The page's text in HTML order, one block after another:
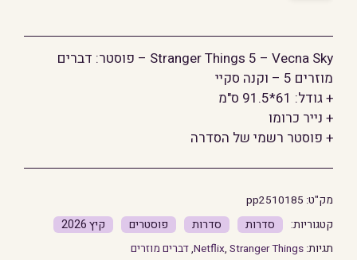
דברים
מוזרים
5
-
וקנה
סקיי
Stranger Things 5 – Vecna Sky – פוסטר: דברים
מוזרים 5 – וקנה סקיי
+ גודל: 61*91.5 ס"מ
+ נייר כרומו
+ פוסטר רשמי של הסדרה
מק"ט: pp2510185
סדרות סדרות פוסטרים קיץ 2026
תגיות: Netflix, Stranger Things
,דברים מוזרים